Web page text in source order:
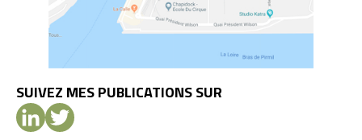
SUIVEZ MES PUBLICATIONS SUR